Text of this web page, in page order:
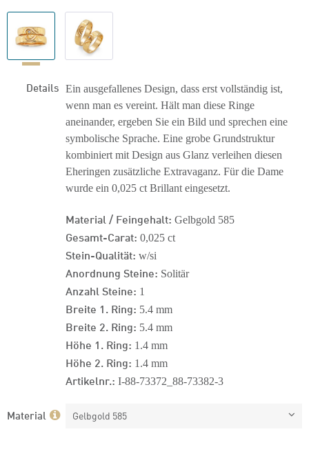
Details Ein ausgefallenes Design, dass erst vollständig ist,
wenn man es vereint. Hält man diese Ringe
aneinander, ergeben Sie ein Bild und sprechen eine
symbolische Sprache. Eine grobe Grundstruktur
kombiniert mit Design aus Glanz verleihen diesen
Eheringen zusätzliche Extravaganz. Für die Dame
wurde ein 0,025 ct Brillant eingesetzt.
Material / Feingehalt: Gelbgold 585
Gesamt-Carat: 0,025 ct
Stein-Qualität: w/si
Anordnung Steine: Solitär
Anzahl Steine: 1
Breite 1. Ring: 5.4 mm
Breite 2. Ring: 5.4 mm
Höhe 1. Ring: 1.4 mm
Höhe 2. Ring: 1.4 mm
Artikelnr.: I-88-73372_88-73382-3
Material Gelbgold 585